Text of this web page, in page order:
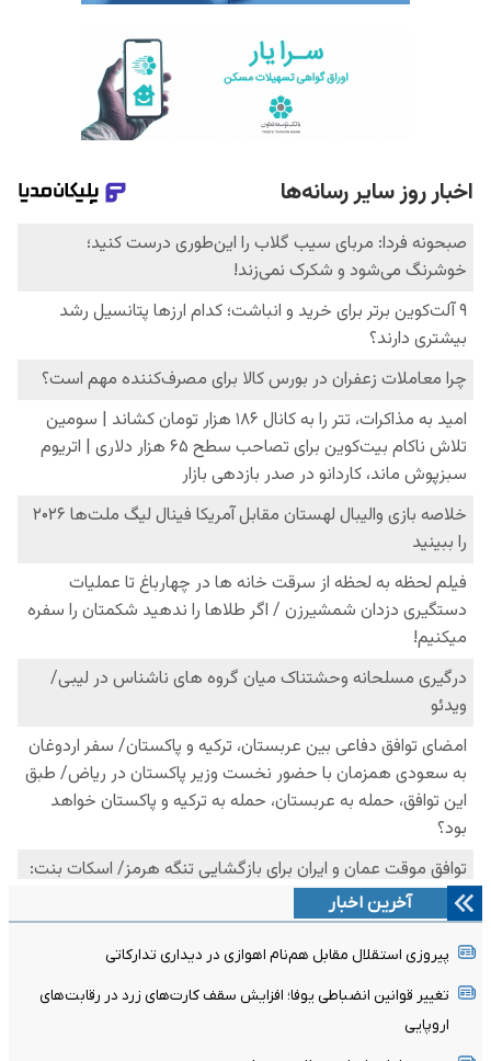
آخرین اخبار
پیروزی استقلال مقابل هم‌نام اهوازی در دیداری تدارکاتی
تغییر قوانین انضباطی یوفا؛ افزایش سقف کارت‌های زرد در رقابت‌های
اروپایی